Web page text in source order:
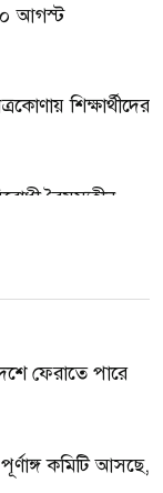
২০ আগস্ট
শিক্ষার্থীদের
বৈষম্যহীন
গণঅভ্যুত্থান
সভা অনুষ্ঠিত!
অভিযান, এক
ফেরাতে পারে
কমিটি আসছে,